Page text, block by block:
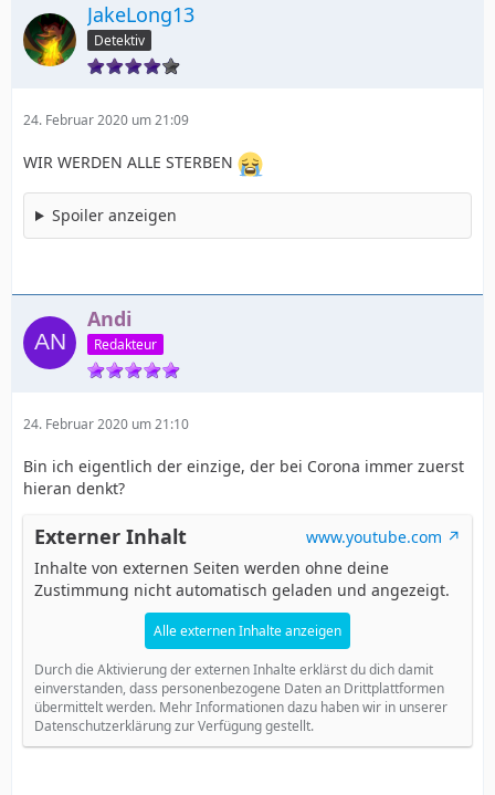
JakeLong13
Detektiv
24. Februar 2020 um 21:09
WIR WERDEN ALLE STERBEN
Spoiler anzeigen
Andi
Redakteur
24. Februar 2020 um 21:10
Bin ich eigentlich der einzige, der bei Corona immer zuerst
hieran denkt?
Externer Inhalt
www.youtube.com
Inhalte von externen Seiten werden ohne deine
Zustimmung nicht automatisch geladen und angezeigt.
Alle externen Inhalte anzeigen
Durch die Aktivierung der externen Inhalte erklärst du dich damit
einverstanden, dass personenbezogene Daten an Drittplattformen
übermittelt werden. Mehr Informationen dazu haben wir in unserer
Datenschutzerklärung zur Verfügung gestellt.